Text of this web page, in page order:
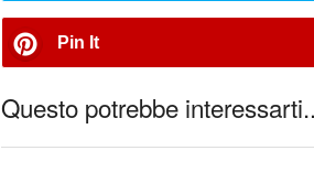
Pin It
Questo potrebbe